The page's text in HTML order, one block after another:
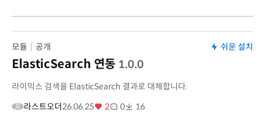
모듈 공개 쉬운 설치
ElasticSearch 연동 1.0.0
라이믹스 검색을 ElasticSearch 결과로 대체합니다.
라스트오더26.06.25 2 0 16